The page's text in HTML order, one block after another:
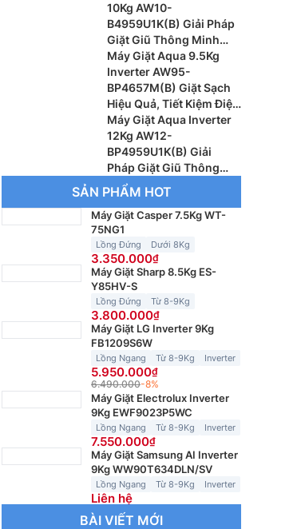
10Kg AW10-
B4959U1K(B) Giải Pháp
Giặt Giũ Thông Minh
Cho Gia Đình Hiện Đại
Máy Giặt Aqua 9.5Kg
Inverter AW95-
BP4657M(B) Giặt Sạch
Hiệu Quả, Tiết Kiệm Điện
Cho Gia Đình Hiện Đại
Máy Giặt Aqua Inverter
12Kg AW12-
BP4959U1K(B) Giải
Pháp Giặt Giũ Thông
Minh Cho Gia Đình Đông
Người
SẢN PHẨM HOT
Máy Giặt Casper 7.5Kg WT-
75NG1
Lồng Đứng Dưới 8Kg
3.350.000
Máy Giặt Sharp 8.5Kg ES-
Y85HV-S
Lồng Đứng Từ 8-9Kg
3.800.000
Máy Giặt LG Inverter 9Kg
FB1209S6W
Lồng Ngang Từ 8-9Kg Inverter
5.950.000
6.490.000-8%
Máy Giặt Electrolux Inverter
9Kg EWF9023P5WC
Lồng Ngang Từ 8-9Kg Inverter
7.550.000
Máy Giặt Samsung AI Inverter
9Kg WW90T634DLN/SV
Lồng Ngang Từ 8-9Kg Inverter
Liên hệ
BÀI VIẾT MỚI